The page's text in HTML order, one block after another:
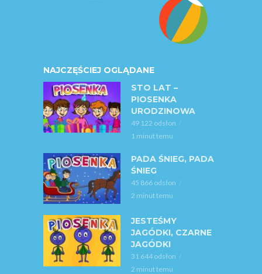
NAJCZĘŚCIEJ OGLĄDANE
STO LAT –
PIOSENKA
URODZINOWA
49 122 odsłon
1 minut temu
PADA ŚNIEG, PADA
ŚNIEG
45 866 odsłon
2 minut temu
JESTEŚMY
JAGÓDKI, CZARNE
JAGÓDKI
31 644 odsłon
2 minut temu